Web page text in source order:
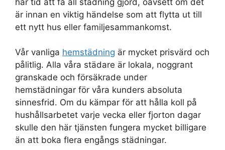
är innan en viktig händelse som att flytta ut till
ett nytt hus eller familjesammankomst.
Vår vanliga hemstädning är mycket prisvärd och
pålitlig. Alla våra städare är lokala, noggrant
granskade och försäkrade under
hemstädningar för våra kunders absoluta
sinnesfrid. Om du kämpar för att hålla koll på
hushållsarbetet varje vecka eller fjorton dagar
skulle den här tjänsten fungera mycket billigare
än att boka flera engångs städningar.